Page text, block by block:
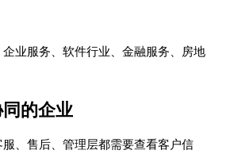
企业服务、软件行业、金融服务、房地
的企业
、售后、管理层都需要查看客户信